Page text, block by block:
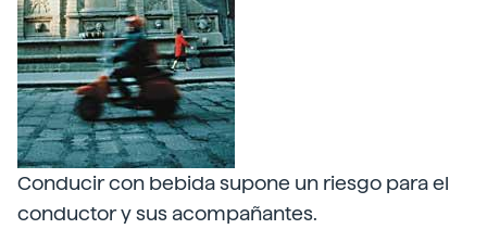
Conducir con bebida supone un riesgo para el
conductor y sus acompañantes.